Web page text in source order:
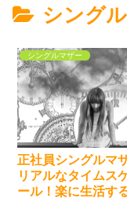
シング
シングルマザー
正社員シングルマ
リアルなタイムス
ール！楽に生活す